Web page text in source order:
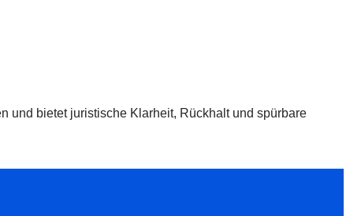
und bietet juristische Klarheit, Rückhalt und spürbare